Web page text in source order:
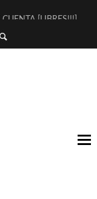
[LIBRES!!!]
MONFORT
TEATRAL CLAUDIO
DEL TOMATAZO
3.0] EN EXVITA
[RELATIVA
A SERRAT